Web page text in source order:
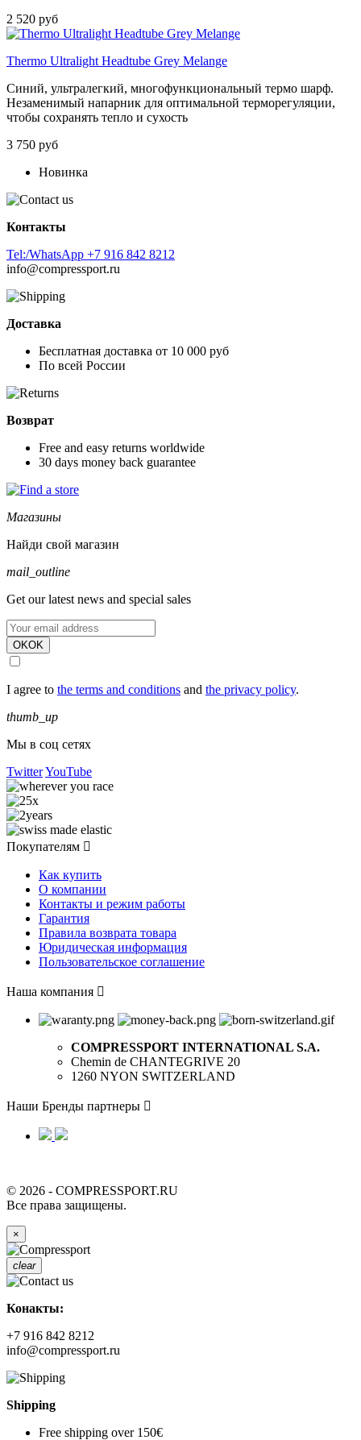
2 520 руб
Thermo Ultralight Headtube Grey Melange
Синий, ультралегкий, многофункциональный термо шарф.
Незаменимый напарник для оптимальной терморегуляции,
чтобы сохранять тепло и сухость
3 750 руб
Новинка
Контакты
Tel:/WhatsApp +7 916 842 8212
info@compressport.ru
Доставка
Бесплатная доставка от 10 000 руб
По всей России
Возврат
Free and easy returns worldwide
30 days money back guarantee
Магазины
Найди свой магазин
mail_outline
Get our latest news and special sales
OKOK
I agree to the terms and conditions and the privacy policy.
thumb_up
Мы в соц сетях
TwitterYouTube
Покупателям 
Как купить
О компании
Контакты и режим работы
Гарантия
Правила возврата товара
Юридическая информация
Пользовательское соглашение
Наша компания 
COMPRESSPORT INTERNATIONAL S.A.
Chemin de CHANTEGRIVE 20
1260 NYON SWITZERLAND
Наши Бренды партнеры 
© 2026 - COMPRESSPORT.RU
Все права защищены.
×
clear
Конакты:
+7 916 842 8212
info@compressport.ru
Shipping
Free shipping over 150€